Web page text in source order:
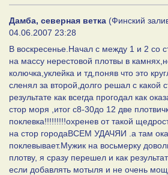
Дамба, северная ветка (Финский
04.06.2007 23:28
В воскресенье.Начал с между 1 и 2 со
на массу нерестовой плотвы в
колючка,уклейка и тд,поняв что это
сленял за второй,долго решал с какой
результате как всегда прогодал как
стор моря ,итог с8-30до 12 две
поклевка!!!!!!!!!охренев от такой
на стор городаВСЕМ УДАЧЯИ .а там
поклевывает.Мужик на восьмерку
плотву, я сразу перешел и как
если добавлять мотыля и не очень